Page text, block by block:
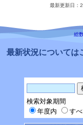
最新更新日：
総
最新状況についてはこ
検索対象期間
年度内
す